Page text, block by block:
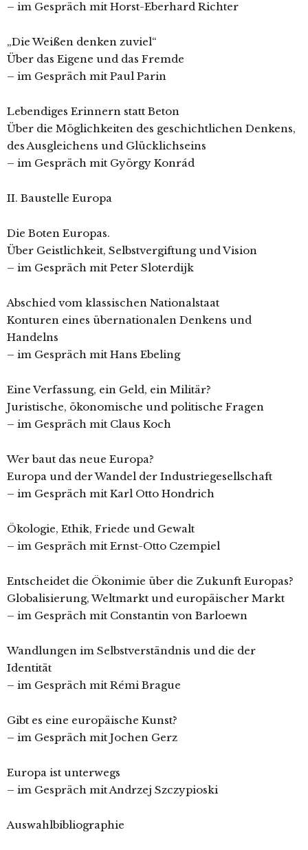
– im Gespräch mit Horst-Eberhard Richter
„Die Weißen denken zuviel“
Über das Eigene und das Fremde
– im Gespräch mit Paul Parin
Lebendiges Erinnern statt Beton
Über die Möglichkeiten des geschichtlichen Denkens,
des Ausgleichens und Glücklichseins
– im Gespräch mit György Konrád
II. Baustelle Europa
Die Boten Europas.
Über Geistlichkeit, Selbstvergiftung und Vision
– im Gespräch mit Peter Sloterdijk
Abschied vom klassischen Nationalstaat
Konturen eines übernationalen Denkens und
Handelns
– im Gespräch mit Hans Ebeling
Eine Verfassung, ein Geld, ein Militär?
Juristische, ökonomische und politische Fragen
– im Gespräch mit Claus Koch
Wer baut das neue Europa?
Europa und der Wandel der Industriegesellschaft
– im Gespräch mit Karl Otto Hondrich
Ökologie, Ethik, Friede und Gewalt
– im Gespräch mit Ernst-Otto Czempiel
Entscheidet die Ökonimie über die Zukunft Europas?
Globalisierung, Weltmarkt und europäischer Markt
– im Gespräch mit Constantin von Barloewn
Wandlungen im Selbstverständnis und die der
Identität
– im Gespräch mit Rémi Brague
Gibt es eine europäische Kunst?
– im Gespräch mit Jochen Gerz
Europa ist unterwegs
– im Gespräch mit Andrzej Szczypioski
Auswahlbibliographie